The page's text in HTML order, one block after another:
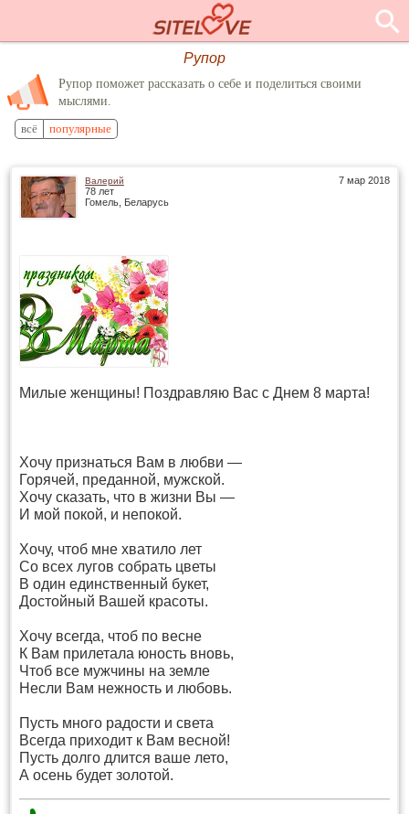
Рупор
Рупор поможет рассказать о себе и поделиться своими
мыслями.
всё популярные
7 мар 2018
Валерий
78 лет
Гомель, Беларусь
Милые женщины! Поздравляю Вас с Днем 8 марта!
Хочу признаться Вам в любви —
Горячей, преданной, мужской.
Хочу сказать, что в жизни Вы —
И мой покой, и непокой.
Хочу, чтоб мне хватило лет
Со всех лугов собрать цветы
В один единственный букет,
Достойный Вашей красоты.
Хочу всегда, чтоб по весне
К Вам прилетала юность вновь,
Чтоб все мужчины на земле
Несли Вам нежность и любовь.
Пусть много радости и света
Всегда приходит к Вам весной!
Пусть долго длится ваше лето,
А осень будет золотой.